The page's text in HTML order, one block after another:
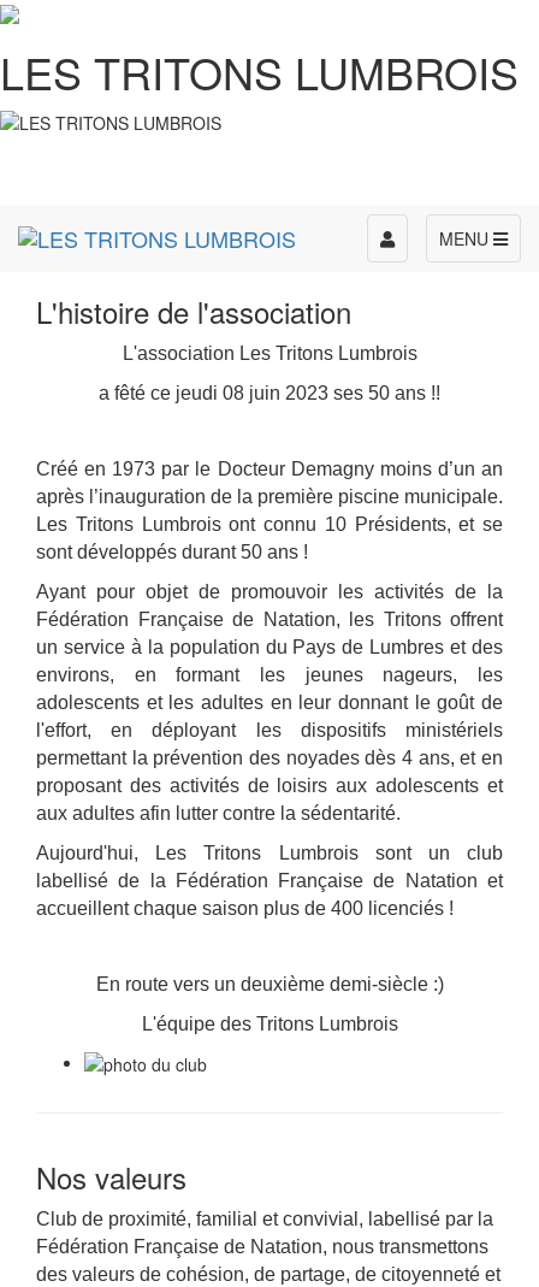
LES TRITONS LUMBROIS
MENU
Toggle
navigation
L'histoire de l'association
L'association Les Tritons Lumbrois
a fêté ce jeudi 08 juin 2023 ses 50 ans !!
Créé en 1973 par le Docteur Demagny moins d’un an
après l’inauguration de la première piscine municipale.
Les Tritons Lumbrois ont connu 10 Présidents, et se
sont développés durant 50 ans !
Ayant pour objet de promouvoir les activités de la
Fédération Française de Natation, les Tritons offrent
un service à la population du Pays de Lumbres et des
environs, en formant les jeunes nageurs, les
adolescents et les adultes en leur donnant le goût de
l'effort, en déployant les dispositifs ministériels
permettant la prévention des noyades dès 4 ans, et en
proposant des activités de loisirs aux adolescents et
aux adultes afin lutter contre la sédentarité.
Aujourd'hui, Les Tritons Lumbrois sont un club
labellisé de la Fédération Française de Natation et
accueillent chaque saison plus de 400 licenciés !
En route vers un deuxième demi-siècle :)
L'équipe des Tritons Lumbrois
Nos valeurs
Club de proximité, familial et convivial, labellisé par la
Fédération Française de Natation, nous transmettons
des valeurs de cohésion, de partage, de citoyenneté et